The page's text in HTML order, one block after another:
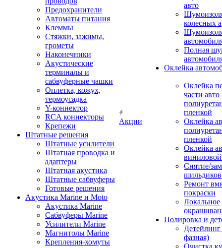
Предохранители
Автоматы питания
Клеммы
Стяжки, зажимы,
грометы
Наконечники
Акустические
терминалы и
сабвуферные чашки
Оплетка, кожух,
термоусадка
Y-коннектор
RCA коннекторы
Крепежи
Штатные решения
Штатные усилители
Штатная проводка и
адаптеры
Штатная акустика
Штатные сабвуферы
Готовые решения
Акустика Marine и Moto
Акустика Marine
Сабвуферы Marine
Усилители Marine
Магнитолы Marine
Крепления-хомуты
Акции
авто
колесных
Полная
Оклейка
Оклейка
части авто
пленкой
Оклейка
пленкой
Оклейка
Снятие/
шильдиков
Ремонт
покраски
Локальное
Полировка и
фазная)
Очистка